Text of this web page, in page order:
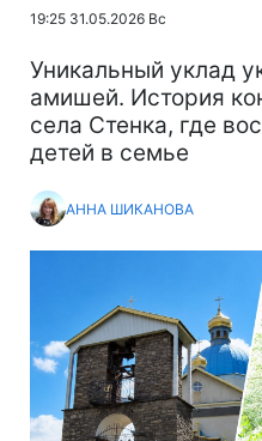
19:25 31.05.2026 Вс
Уникальный уклад
амишей. История
села Стенка, где
детей в семье
АННА ШИКАНОВА